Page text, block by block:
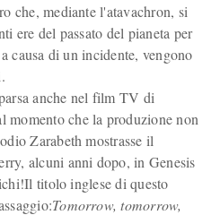
che, mediante l'atavachron, si
ere del passato del pianeta per
causa di un incidente, vengono
anche nel film TV di
momento che la produzione non
Zarabeth mostrasse il
alcuni anni dopo, in Genesis
titolo inglese di questo
Tomorrow, tomorrow,